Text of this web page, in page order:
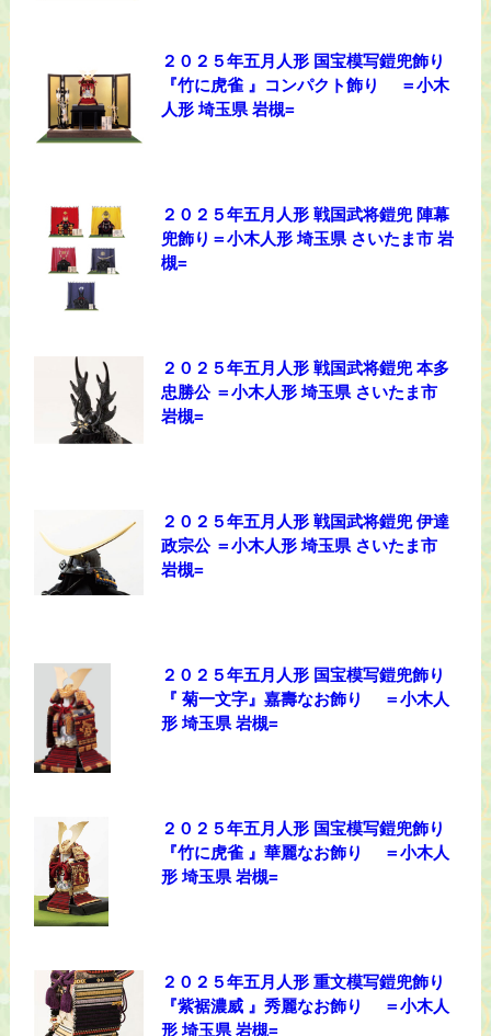
２０２５年五月人形 国宝模写鎧兜飾り
『竹に虎雀 』コンパクト飾り ＝小木
人形 埼玉県 岩槻=
２０２５年五月人形 戦国武将鎧兜 陣幕
兜飾り＝小木人形 埼玉県 さいたま市 岩
槻=
２０２５年五月人形 戦国武将鎧兜 本多
忠勝公 ＝小木人形 埼玉県 さいたま市
岩槻=
２０２５年五月人形 戦国武将鎧兜 伊達
政宗公 ＝小木人形 埼玉県 さいたま市
岩槻=
２０２５年五月人形 国宝模写鎧兜飾り
『 菊一文字』嘉壽なお飾り ＝小木人
形 埼玉県 岩槻=
２０２５年五月人形 国宝模写鎧兜飾り
『竹に虎雀 』華麗なお飾り ＝小木人
形 埼玉県 岩槻=
２０２５年五月人形 重文模写鎧兜飾り
『紫裾濃威 』秀麗なお飾り ＝小木人
形 埼玉県 岩槻=